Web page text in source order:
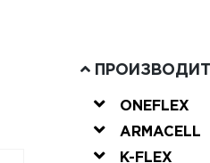
ONEFLEX
ARMACELL
K-FLEX